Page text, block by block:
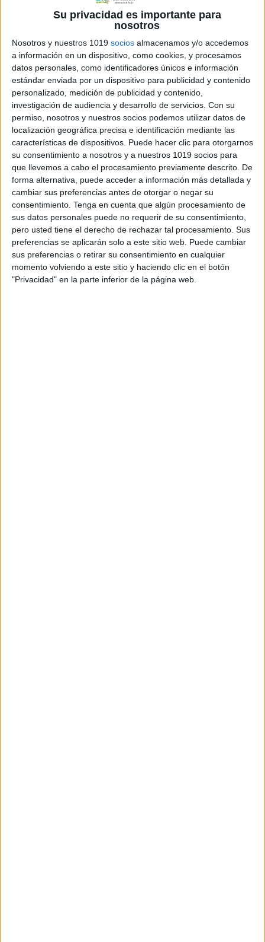
Su privacidad es importante para
nosotros
Nosotros y nuestros 1019 socios almacenamos y/o accedemos
a información en un dispositivo, como cookies, y procesamos
datos personales, como identificadores únicos e información
estándar enviada por un dispositivo para publicidad y contenido
personalizado, medición de publicidad y contenido,
investigación de audiencia y desarrollo de servicios. Con su
permiso, nosotros y nuestros socios podemos utilizar datos de
localización geográfica precisa e identificación mediante las
características de dispositivos. Puede hacer clic para otorgarnos
su consentimiento a nosotros y a nuestros 1019 socios para
que llevemos a cabo el procesamiento previamente descrito. De
forma alternativa, puede acceder a información más detallada y
cambiar sus preferencias antes de otorgar o negar su
consentimiento. Tenga en cuenta que algún procesamiento de
sus datos personales puede no requerir de su consentimiento,
pero usted tiene el derecho de rechazar tal procesamiento. Sus
preferencias se aplicarán solo a este sitio web. Puede cambiar
sus preferencias o retirar su consentimiento en cualquier
momento volviendo a este sitio y haciendo clic en el botón
"Privacidad" en la parte inferior de la página web.